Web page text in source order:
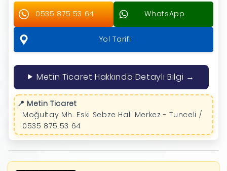
0535 875 53 64 WhatsApp
Yol Tarifi
Metin Ticaret Hakkında Detaylı Bilgi →
📍 Metin Ticaret
Moğultay Mh. Eski Sebze Hali Merkez - Tunceli /
0535 875 53 64